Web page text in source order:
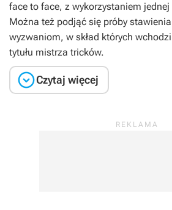
face to face, z wykorzystaniem
Można też podjąć się próby
wyzwaniom, w skład których
tytułu mistrza tricków.
Czytaj więcej